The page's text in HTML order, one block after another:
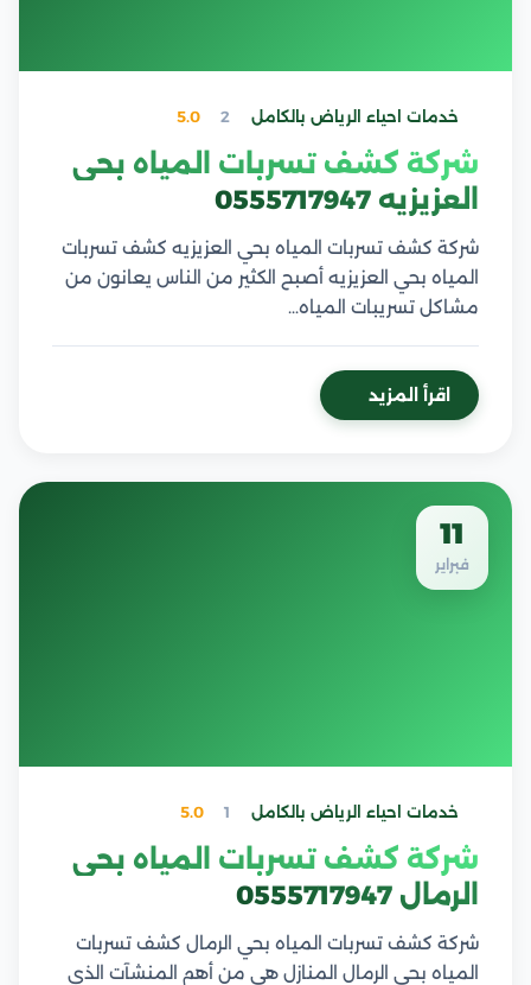
خدمات احياء الرياض بالكامل 2
5.0
شركة كشف تسربات المياه بحي
العزيزيه 0555717947
شركة كشف تسربات المياه بحي العزيزيه كشف تسربات
المياه بحي العزيزيه أصبح الكثير من الناس يعانون من
مشاكل تسريبات المياه…
اقرأ المزيد
11
فبراير
خدمات احياء الرياض بالكامل 1
5.0
شركة كشف تسربات المياه بحي
الرمال 0555717947
شركة كشف تسربات المياه بحي الرمال كشف تسربات
المياه بحي الرمال المنازل هي من أهم المنشآت الذي